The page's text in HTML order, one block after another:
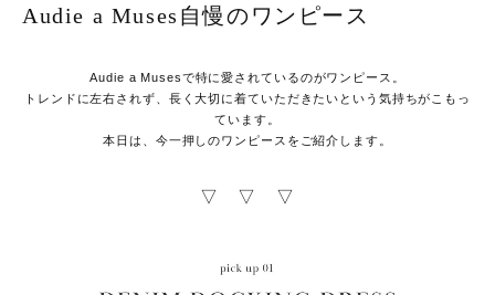
Audie a Muses自慢のワンピース
Audie a Musesで特に愛されているのがワンピース。
トレンドに左右されず、長く大切に着ていただきたいという気持ちがこもっ
ています。
本日は、今一押しのワンピースをご紹介します。
▽ ▽ ▽